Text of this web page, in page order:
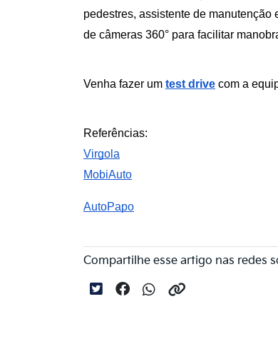
pedestres, assistente de
de câmeras 360° para facilitar
Venha fazer um test drive com a
Referências:
Virgola
MobiAuto
AutoPapo
Compartilhe esse artigo nas redes